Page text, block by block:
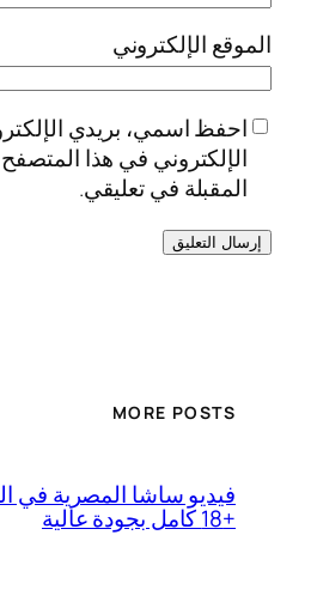
الموقع الإلكتروني
احفظ اسمي، بريدي
الإلكتروني في هذا
المقبلة في تعليقي.
MORE POSTS
فيديو ساشا المصرية في
+18 كامل بجودة عالية